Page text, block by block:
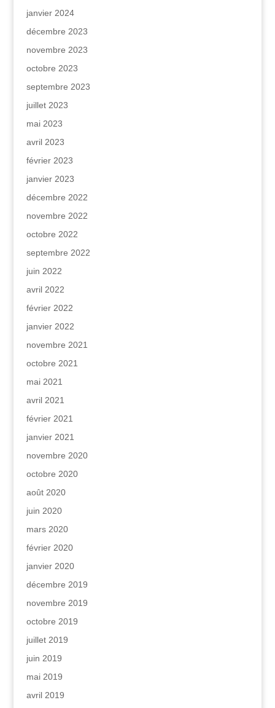
janvier 2024
décembre 2023
novembre 2023
octobre 2023
septembre 2023
juillet 2023
mai 2023
avril 2023
février 2023
janvier 2023
décembre 2022
novembre 2022
octobre 2022
septembre 2022
juin 2022
avril 2022
février 2022
janvier 2022
novembre 2021
octobre 2021
mai 2021
avril 2021
février 2021
janvier 2021
novembre 2020
octobre 2020
août 2020
juin 2020
mars 2020
février 2020
janvier 2020
décembre 2019
novembre 2019
octobre 2019
juillet 2019
juin 2019
mai 2019
avril 2019